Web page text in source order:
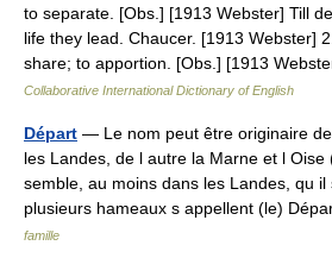
to separate. [Obs.] [1913 Webster] Till
life they lead. Chaucer. [1913 Webster]
share; to apportion. [Obs.] [1913
Collaborative International Dictionary of English
Départ — Le nom peut être originaire
les Landes, de l autre la Marne et l
semble, au moins dans les Landes, qu
plusieurs hameaux s appellent (le)
famille